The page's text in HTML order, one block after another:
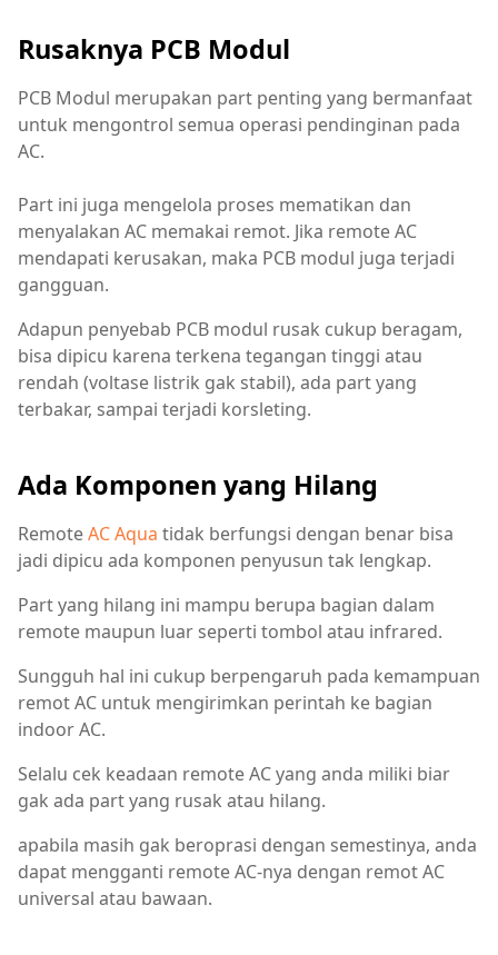
Rusaknya PCB Modul
PCB Modul merupakan part penting yang bermanfaat
untuk mengontrol semua operasi pendinginan pada
AC.
Part ini juga mengelola proses mematikan dan
menyalakan AC memakai remot. Jika remote AC
mendapati kerusakan, maka PCB modul juga terjadi
gangguan.
Adapun penyebab PCB modul rusak cukup beragam,
bisa dipicu karena terkena tegangan tinggi atau
rendah (voltase listrik gak stabil), ada part yang
terbakar, sampai terjadi korsleting.
Ada Komponen yang Hilang
RemoteAC Aqua tidak berfungsi dengan benar bisa
jadi dipicu ada komponen penyusun tak lengkap.
Part yang hilang ini mampu berupa bagian dalam
remote maupun luar seperti tombol atau infrared.
Sungguh hal ini cukup berpengaruh pada kemampuan
remot AC untuk mengirimkan perintah ke bagian
indoor AC.
Selalu cek keadaan remote AC yang anda miliki biar
gak ada part yang rusak atau hilang.
apabila masih gak beroprasi dengan semestinya, anda
dapat mengganti remote AC-nya dengan remot AC
universal atau bawaan.